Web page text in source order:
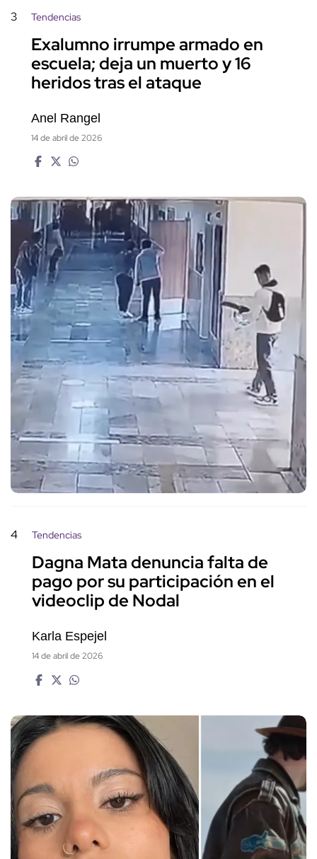
3 Tendencias
Exalumno irrumpe armado en
escuela; deja un muerto y 16
heridos tras el ataque
Anel Rangel
14 de abril de 2026
4 Tendencias
Dagna Mata denuncia falta de
pago por su participación en el
videoclip de Nodal
Karla Espejel
14 de abril de 2026